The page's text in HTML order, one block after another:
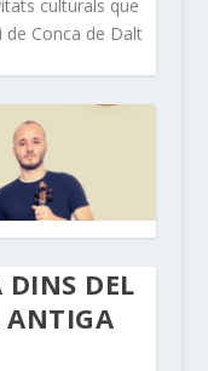
culturals que
Conca de Dalt
DINS DEL
ANTIGA